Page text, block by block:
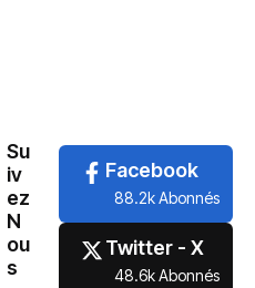
Su
iv
ez
N
ou
s
Facebook
88.2k Abonnés
Twitter - X
48.6k Abonnés